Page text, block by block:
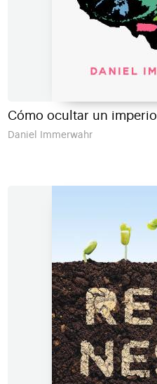
Cómo ocultar un imperio
Daniel Immerwahr